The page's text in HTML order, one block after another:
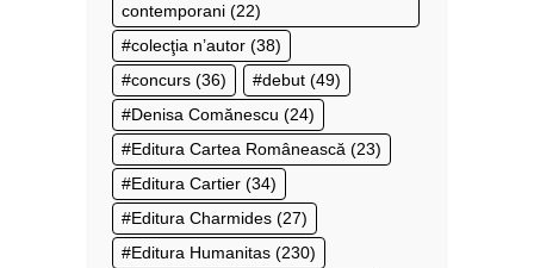
contemporani (22)
colecţia n’autor (38)
concurs (36) debut (49)
Denisa Comănescu (24)
Editura Cartea Românească (23)
Editura Cartier (34)
Editura Charmides (27)
Editura Humanitas (230)